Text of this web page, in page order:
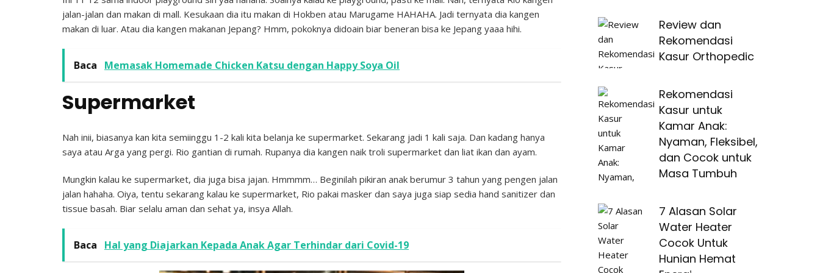
jalan-jalan dan makan di mall. Kesukaan dia itu makan di Hokben atau Marugame HAHAHA. Jadi ternyata dia kangen
makan di luar. Atau dia kangen makanan Jepang? Hmm, pokoknya didoain biar beneran bisa ke Jepang yaaa hihi.
Baca Memasak Homemade Chicken Katsu dengan Happy Soya Oil
Supermarket
Nah inii, biasanya kan kita semiinggu 1-2 kali kita belanja ke supermarket. Sekarang jadi 1 kali saja. Dan kadang hanya
saya atau Arga yang pergi. Rio gantian di rumah. Rupanya dia kangen naik troli supermarket dan liat ikan dan ayam.
Mungkin kalau ke supermarket, dia juga bisa jajan. Hmmmm… Beginilah pikiran anak berumur 3 tahun yang pengen jalan
jalan hahaha. Oiya, tentu sekarang kalau ke supermarket, Rio pakai masker dan saya juga siap sedia hand sanitizer dan
tissue basah. Biar selalu aman dan sehat ya, insya Allah.
Baca Hal yang Diajarkan Kepada Anak Agar Terhindar dari Covid-19
Review dan
Rekomendasi
Kasur Orthopedic
Rekomendasi
Kasur untuk
Kamar Anak:
Nyaman, Fleksibel,
dan Cocok untuk
Masa Tumbuh
7 Alasan Solar
Water Heater
Cocok Untuk
Hunian Hemat